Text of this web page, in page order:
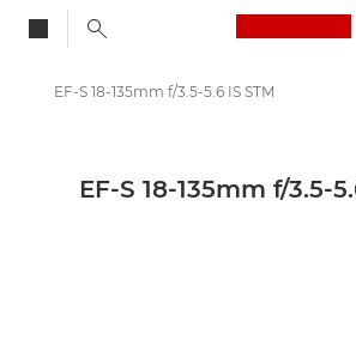
Canon Kameraobjektive
EF-S 18-135mm f/3.5-5.6 IS STM
EF-S 18-135mm f/3.5-